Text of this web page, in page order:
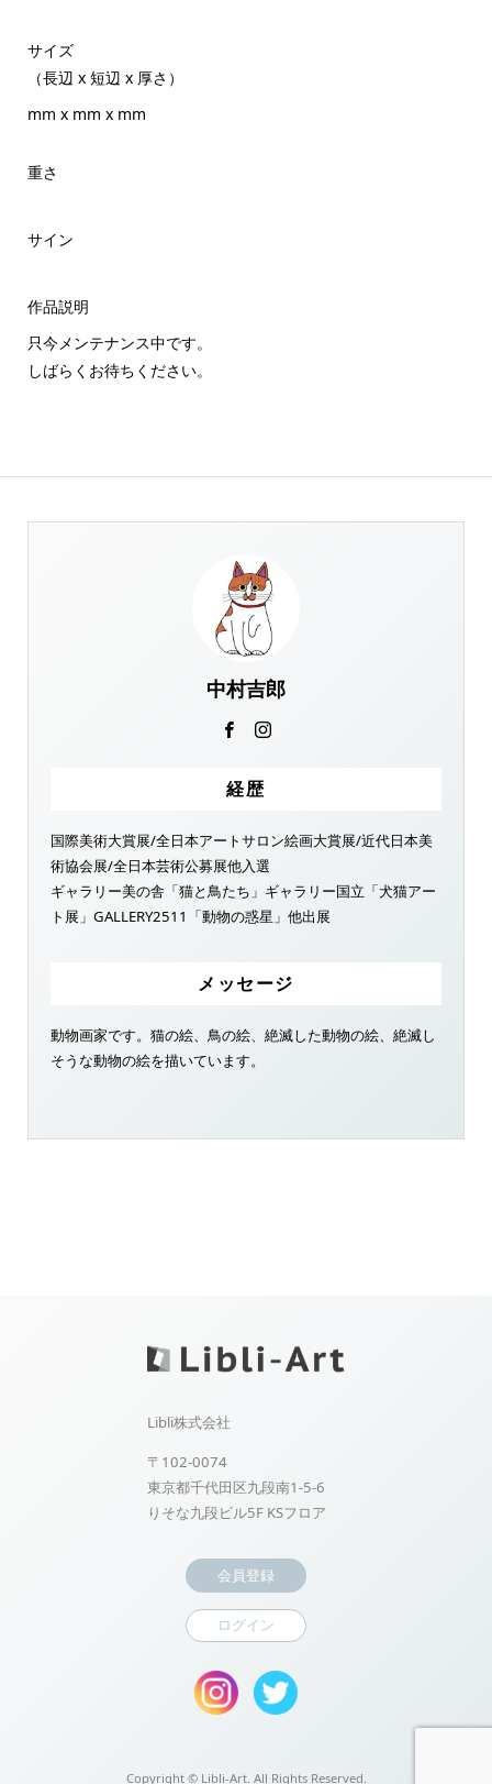
サイズ
（長辺 x 短辺 x 厚さ）
mm x mm x mm
重さ
サイン
作品説明
只今メンテナンス中です。
しばらくお待ちください。
中村吉郎
経歴
国際美術大賞展/全日本アートサロン絵画大賞展/近代日本美
術協会展/全日本芸術公募展他入選
ギャラリー美の舎「猫と鳥たち」ギャラリー国立「犬猫アー
ト展」GALLERY2511「動物の惑星」他出展
メッセージ
動物画家です。猫の絵、鳥の絵、絶滅した動物の絵、絶滅し
そうな動物の絵を描いています。
Libli株式会社
〒102-0074
東京都千代田区九段南1-5-6
りそな九段ビル5F KSフロア
会員登録
ログイン
Copyright ©Libli-Art. All Rights Reserved.